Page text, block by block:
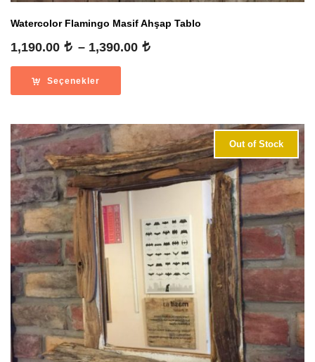
Watercolor Flamingo Masif Ahşap Tablo
1,190.00 – 1,390.00
Seçenekler
Out of Stock